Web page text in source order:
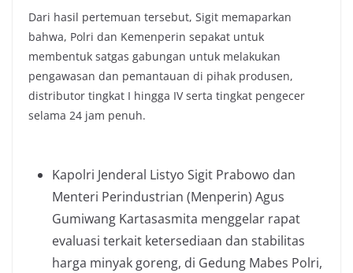
Dari hasil pertemuan tersebut, Sigit memaparkan
bahwa, Polri dan Kemenperin sepakat untuk
membentuk satgas gabungan untuk melakukan
pengawasan dan pemantauan di pihak produsen,
distributor tingkat I hingga IV serta tingkat pengecer
selama 24 jam penuh.
Kapolri Jenderal Listyo Sigit Prabowo dan
Menteri Perindustrian (Menperin) Agus
Gumiwang Kartasasmita menggelar rapat
evaluasi terkait ketersediaan dan stabilitas
harga minyak goreng, di Gedung Mabes Polri,